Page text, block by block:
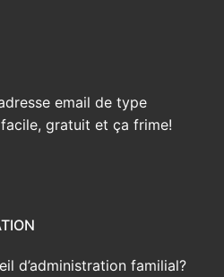
email de type
facile, gratuit et ça frime!
d’administration familial?